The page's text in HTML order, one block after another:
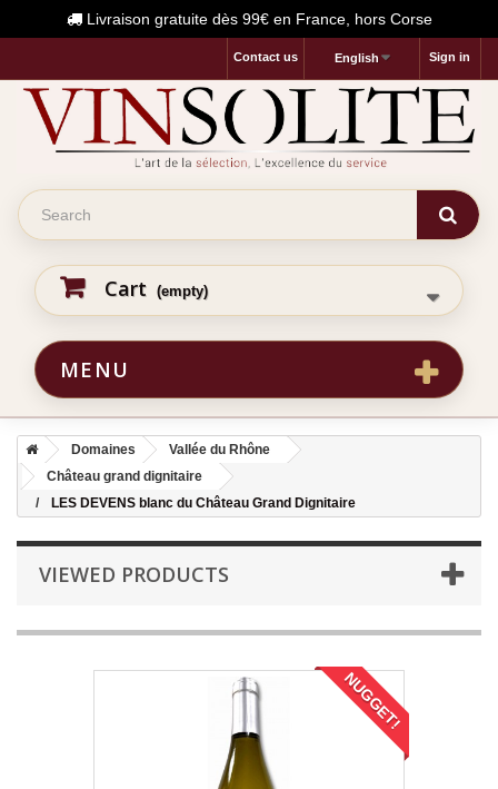
Livraison gratuite dès 99€ en France, hors Corse
Sign in
English
Contact us
Cart (empty)
MENU
Domaines
Vallée du Rhône
Château grand dignitaire
LES DEVENS blanc du Château Grand Dignitaire
VIEWED PRODUCTS
NUGGET!